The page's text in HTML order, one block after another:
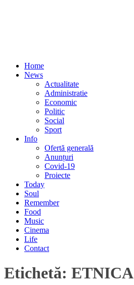
Home
News
Actualitate
Administratie
Economic
Politic
Social
Sport
Info
Ofertă generală
Anunțuri
Covid-19
Proiecte
Today
Soul
Remember
Food
Music
Cinema
Life
Contact
Etichetă: ETNICA